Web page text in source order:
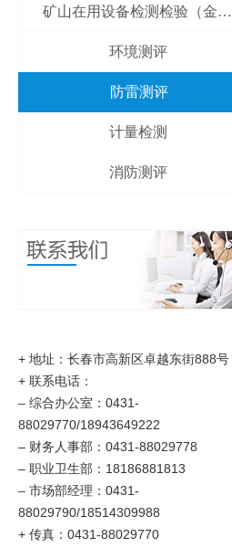
矿山在用设备检测检验（金属非金属矿山）
环境测评
防雷测评
计量检测
消防测评
+ 地址：长春市高新区卓越东街888号
+ 联系电话：
– 综合办公室：0431-
88029770/18943649222
– 财务人事部：0431-88029778
– 职业卫生部：18186881813
– 市场部经理：0431-
88029790/18514309988
+ 传真：0431-88029770